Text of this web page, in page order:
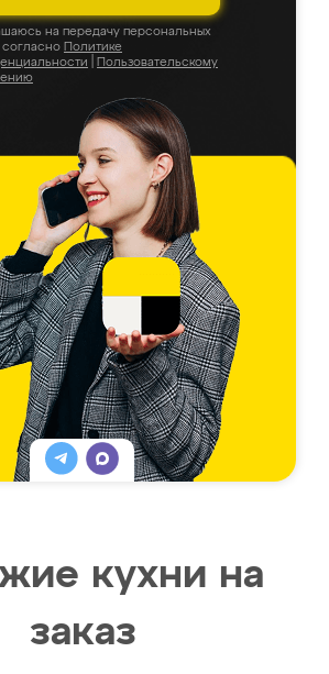
на передачу персональных
согласно Политике
Пользовательскому
кухни на
заказ